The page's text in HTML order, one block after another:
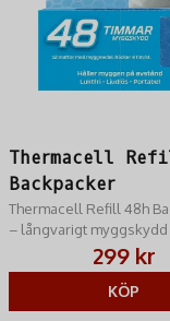
Thermacell
Backpacker
Thermacell Refill 48h
– långvarigt myggskydd
mattor som ger upp till
skydd.
299 kr
KÖP